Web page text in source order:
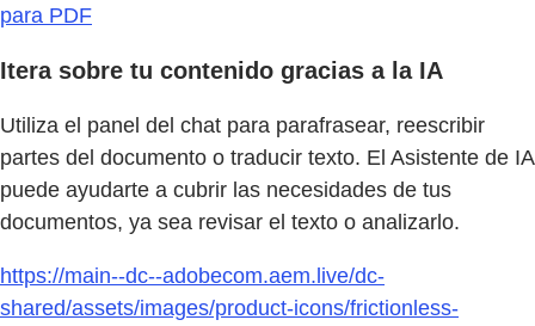
para PDF
Itera sobre tu contenido gracias a la IA
Utiliza el panel del chat para parafrasear, reescribir
partes del documento o traducir texto. El Asistente de IA
puede ayudarte a cubrir las necesidades de tus
documentos, ya sea revisar el texto o analizarlo.
https://main--dc--adobecom.aem.live/dc-
shared/assets/images/product-icons/frictionless-